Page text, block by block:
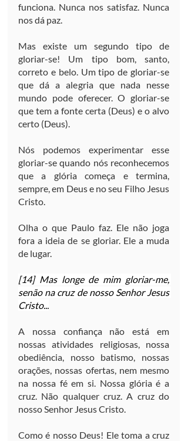
funciona. Nunca nos satisfaz. Nunca
nos dá paz.
Mas existe um segundo tipo de
gloriar-se! Um tipo bom, santo,
correto e belo. Um tipo de gloriar-se
que dá a alegria que nada nesse
mundo pode oferecer. O gloriar-se
que tem a fonte certa (Deus) e o alvo
certo (Deus).
Nós podemos experimentar esse
gloriar-se quando nós reconhecemos
que a glória começa e termina,
sempre, em Deus e no seu Filho Jesus
Cristo.
Olha o que Paulo faz. Ele não joga
fora a ideia de se gloriar. Ele a muda
de lugar.
[14] Mas longe de mim gloriar-me,
senão na cruz de nosso Senhor Jesus
Cristo...
A nossa confiança não está em
nossas atividades religiosas, nossa
obediência, nosso batismo, nossas
orações, nossas ofertas, nem mesmo
na nossa fé em si. Nossa glória é a
cruz. Não qualquer cruz. A cruz do
nosso Senhor Jesus Cristo.
Como é nosso Deus! Ele toma a cruz